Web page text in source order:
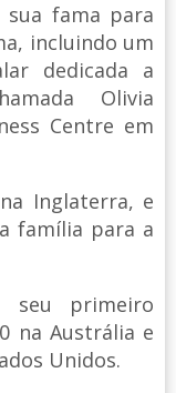
sua fama para
incluindo um
dedicada a
Olivia
Centre em
Inglaterra, e
família para a
seu primeiro
na Austrália e
Unidos.